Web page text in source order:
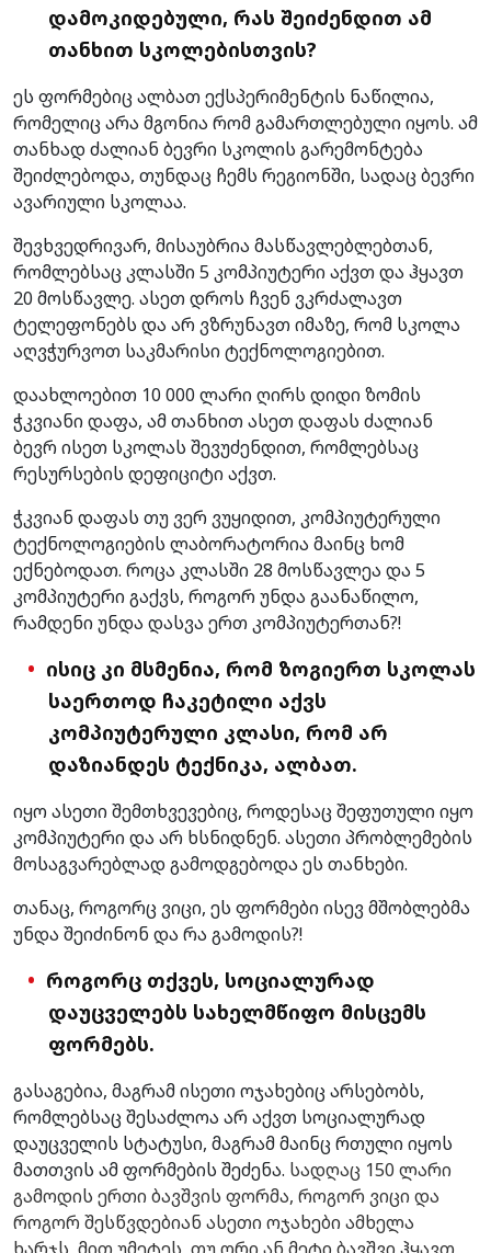
დამოკიდებული, რას შეიძენდით ამ
თანხით სკოლებისთვის?
ეს ფორმებიც ალბათ ექსპერიმენტის ნაწილია,
რომელიც არა მგონია რომ გამართლებული იყოს. ამ
თანხად ძალიან ბევრი სკოლის გარემონტება
შეიძლებოდა, თუნდაც ჩემს რეგიონში, სადაც ბევრი
ავარიული სკოლაა.
შევხვედრივარ, მისაუბრია მასწავლებლებთან,
რომლებსაც კლასში 5 კომპიუტერი აქვთ და ჰყავთ
20 მოსწავლე. ასეთ დროს ჩვენ ვკრძალავთ
ტელეფონებს და არ ვზრუნავთ იმაზე, რომ სკოლა
აღვჭურვოთ საკმარისი ტექნოლოგიებით.
დაახლოებით 10 000 ლარი ღირს დიდი ზომის
ჭკვიანი დაფა, ამ თანხით ასეთ დაფას ძალიან
ბევრ ისეთ სკოლას შევუძენდით, რომლებსაც
რესურსების დეფიციტი აქვთ.
ჭკვიან დაფას თუ ვერ ვუყიდით, კომპიუტერული
ტექნოლოგიების ლაბორატორია მაინც ხომ
ექნებოდათ. როცა კლასში 28 მოსწავლეა და 5
კომპიუტერი გაქვს, როგორ უნდა გაანაწილო,
რამდენი უნდა დასვა ერთ კომპიუტერთან?!
ისიც კი მსმენია, რომ ზოგიერთ სკოლას
საერთოდ ჩაკეტილი აქვს
კომპიუტერული კლასი, რომ არ
დაზიანდეს ტექნიკა, ალბათ.
იყო ასეთი შემთხვევებიც, როდესაც შეფუთული იყო
კომპიუტერი და არ ხსნიდნენ. ასეთი პრობლემების
მოსაგვარებლად გამოდგებოდა ეს თანხები.
თანაც, როგორც ვიცი, ეს ფორმები ისევ მშობლებმა
უნდა შეიძინონ და რა გამოდის?!
როგორც თქვეს, სოციალურად
დაუცველებს სახელმწიფო მისცემს
ფორმებს.
გასაგებია, მაგრამ ისეთი ოჯახებიც არსებობს,
რომლებსაც შესაძლოა არ აქვთ სოციალურად
დაუცველის სტატუსი, მაგრამ მაინც რთული იყოს
მათთვის ამ ფორმების შეძენა. სადღაც 150 ლარი
გამოდის ერთი ბავშვის ფორმა, როგორ ვიცი და
როგორ შესწვდებიან ასეთი ოჯახები ამხელა
ხარჯს, მით უმეტეს, თუ ორი ან მეტი ბავშვი ჰყავთ